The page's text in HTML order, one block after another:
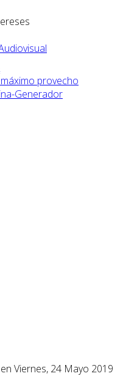
provecho
Generador
en Viernes, 24 Mayo 2019